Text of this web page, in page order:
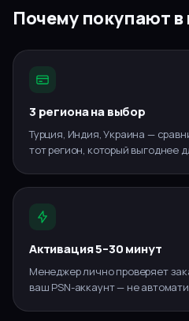
Почему покупают
3 региона на выбор
Турция, Индия, Украина —
тот регион, который выгоднее
Активация 5–30 минут
Менеджер лично проверяет
ваш PSN-аккаунт — не